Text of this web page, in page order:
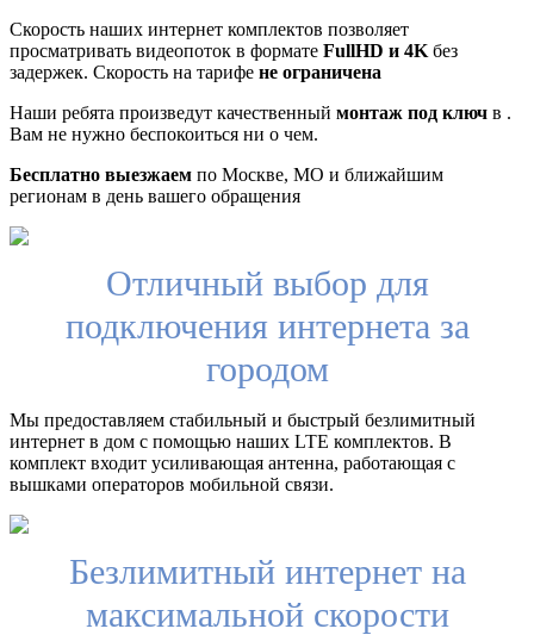
Скорость наших интернет комплектов позволяет
просматривать видеопоток в формате FullHD и 4K без
задержек. Скорость на тарифе не ограничена
Наши ребята произведут качественный монтаж под ключ в .
Вам не нужно беспокоиться ни о чем.
Бесплатно выезжаем по Москве, МО и ближайшим
регионам в день вашего обращения
Отличный выбор для
подключения интернета за
городом
Мы предоставляем стабильный и быстрый безлимитный
интернет в дом с помощью наших LTE комплектов. В
комплект входит усиливающая антенна, работающая с
вышками операторов мобильной связи.
Безлимитный интернет на
максимальной скорости